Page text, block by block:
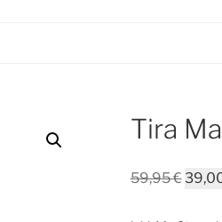
Tira
59,95€